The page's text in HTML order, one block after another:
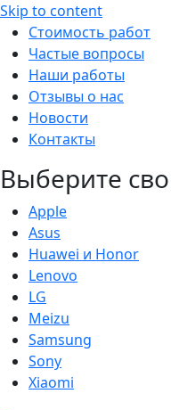
Skip to content
Стоимость работ
Частые вопросы
Наши работы
Отзывы о нас
Новости
Контакты
Выберите
Apple
Asus
Huawei и Honor
Lenovo
LG
Meizu
Samsung
Sony
Xiaomi